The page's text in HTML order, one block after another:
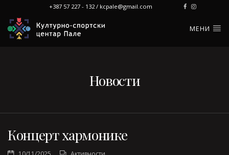
+387 57 227 - 132 / kcpale@gmail.com
МЕНИ
Новости
Концерт хармонике